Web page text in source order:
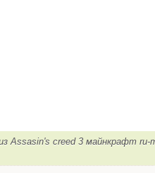
Assasin's creed 3 майнкрафт ru-